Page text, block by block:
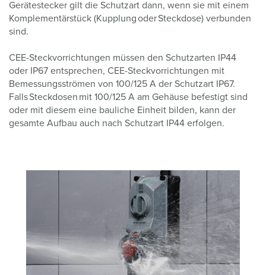
Gerätestecker gilt die Schutzart dann, wenn sie mit einem
Komplementärstück (Kupplung oder Steckdose) verbunden
sind.
CEE-Steckvorrichtungen müssen den Schutzarten IP44
oder IP67 entsprechen, CEE-Steckvorrichtungen mit
Bemessungsströmen von 100/125 A der Schutzart IP67.
Falls Steckdosen mit 100/125 A am Gehäuse befestigt sind
oder mit diesem eine bauliche Einheit bilden, kann der
gesamte Aufbau auch nach Schutzart IP44 erfolgen.